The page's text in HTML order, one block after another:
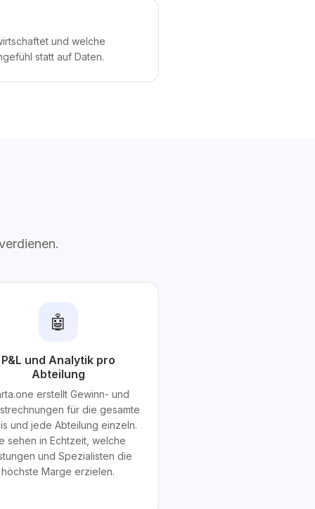
und welche
statt auf Daten.
🤖
P&L und Analytik pro
Abteilung
erstellt Gewinn- und
für die gesamte
und jede Abteilung einzeln.
sehen in Echtzeit, welche
und Spezialisten die
höchste Marge erzielen.